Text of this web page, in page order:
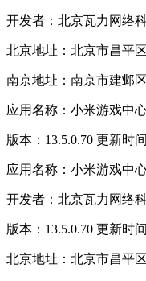
开发者：北京瓦力网络
北京地址：北京市昌平
南京地址：南京市建邺
应用名称：小米游戏中
版本：13.5.0.70 更新时
应用名称：小米游戏中
开发者：北京瓦力网络
版本：13.5.0.70 更新时
北京地址：北京市昌平